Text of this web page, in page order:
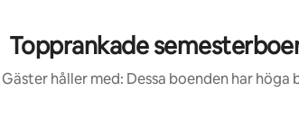
Topprankade
Gäster håller med: Dessa boenden har